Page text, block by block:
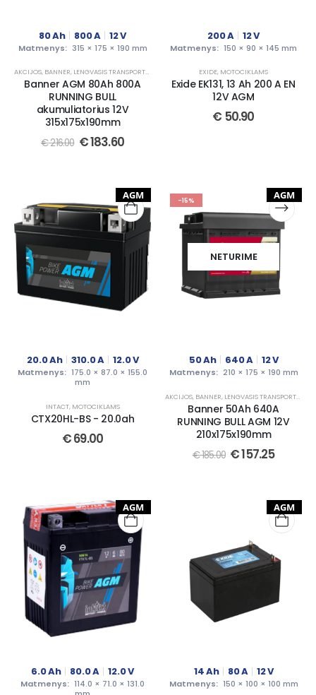
80Ah 800A 12V
Matmenys: 315 × 175 × 190 mm
AKCIJOS, BANNER, LENGVASIS TRANSPORTAS
Banner AGM 80Ah 800A
RUNNING BULL
akumuliatorius 12V
315x175x190mm
€216.00 €183.60
200A 12V
Matmenys: 150 × 90 × 145 mm
EXIDE, MOTOCIKLAMS
Exide EK131, 13 Ah 200 A EN
12V AGM
€ 50.90
AGM
20.0Ah 310.0A 12.0V
Matmenys: 175.0 × 87.0 × 155.0
mm
INTACT, MOTOCIKLAMS
CTX20HL-BS - 20.0ah
€69.00
-15%
NETURIME
AGM
50Ah 640A 12V
Matmenys: 210 × 175 × 190 mm
AKCIJOS, BANNER, LENGVASIS TRANSPORTAS
Banner 50Ah 640A
RUNNING BULL AGM 12V
210x175x190mm
€185.00 €157.25
AGM
6.0Ah 80.0A 12.0V
Matmenys: 114.0 × 71.0 × 131.0
AGM
14Ah 80A 12V
Matmenys: 150 × 100 × 100 mm